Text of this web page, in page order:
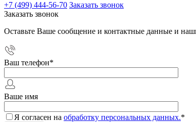
+7 (499) 444-56-70 Заказать звонок
Заказать звонок
Оставьте Ваше сообщение и контактные данные и
Ваш телефон*
Ваше имя
Я согласен на обработку персональных данных.*